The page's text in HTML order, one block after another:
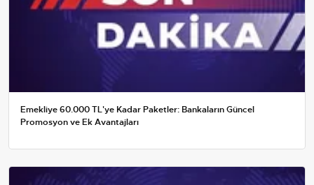
Emekliye 60.000 TL'ye Kadar Paketler: Bankaların Güncel
Promosyon ve Ek Avantajları